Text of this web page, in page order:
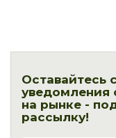
Оставайтесь
уведомления
на рынке -
рассылку!